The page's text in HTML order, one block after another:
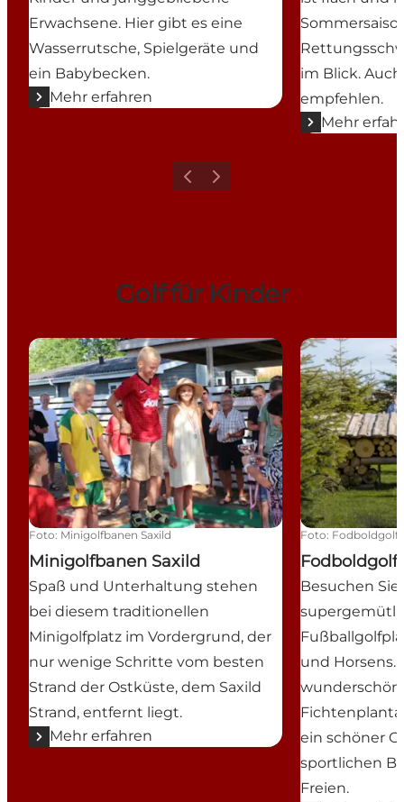
Erwachsene. Hier gibt es eine
Wasserrutsche, Spielgeräte und
ein Babybecken.
Mehr erfahren
im Blick.
empfehlen.
Mehr
ZurückWeiter
Golf für Kinder
Minigolfbanen Saxild
Foto: Minigolfbanen Saxild
Minigolfbanen Saxild
Spaß und Unterhaltung stehen
bei diesem traditionellen
Minigolfplatz im Vordergrund, der
nur wenige Schritte vom besten
Strand der Ostküste, dem Saxild
Strand, entfernt liegt.
Mehr erfahren
Fodboldgolf
Foto: Fodboldgolf
Fodboldgolf
Besuchen
und Horsens.
wunderschön
ein schöner
sportlichen
Freien.